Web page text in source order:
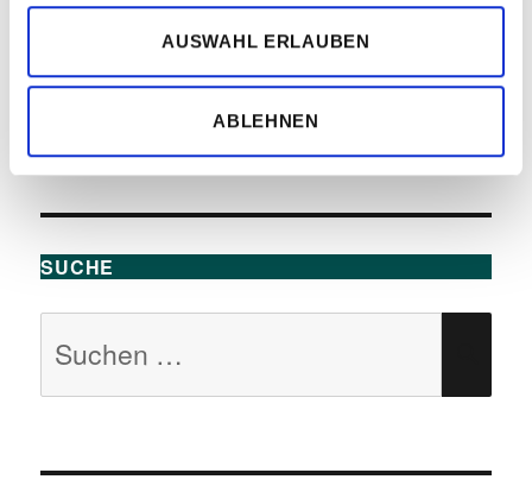
AUSWAHL ERLAUBEN
ABLEHNEN
“ ) und somit die Beliebtheit der Webseite
Webshops kommtmehr Umsatzin die Kasse!
Barrierefreie Internetseiten lohnen sich!
SUCHE
nach: